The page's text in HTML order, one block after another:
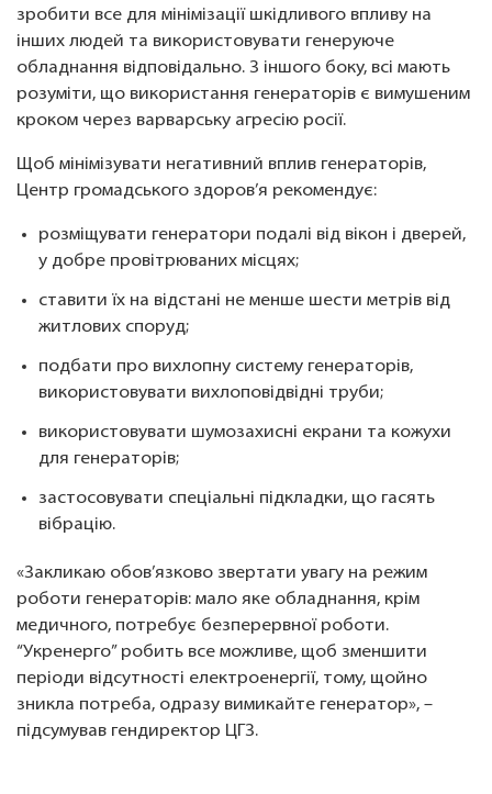
зробити все для мінімізації шкідливого впливу на
інших людей та використовувати генеруюче
обладнання відповідально. З іншого боку, всі мають
розуміти, що використання генераторів є вимушеним
кроком через варварську агресію росії.
Щоб мінімізувати негативний вплив генераторів,
Центр громадського здоров’я рекомендує:
розміщувати генератори подалі від вікон і дверей,
у добре провітрюваних місцях;
ставити їх на відстані не менше шести метрів від
житлових споруд;
подбати про вихлопну систему генераторів,
використовувати вихлоповідвідні труби;
використовувати шумозахисні екрани та кожухи
для генераторів;
застосовувати спеціальні підкладки, що гасять
вібрацію.
«Закликаю обов’язково звертати увагу на режим
роботи генераторів: мало яке обладнання, крім
медичного, потребує безперервної роботи.
“Укренерго” робить все можливе, щоб зменшити
періоди відсутності електроенергії, тому, щойно
зникла потреба, одразу вимикайте генератор», –
підсумував гендиректор ЦГЗ.